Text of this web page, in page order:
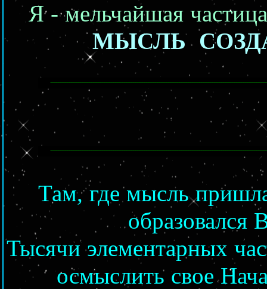
Я - мельчайшая
МЫСЛЬ
Там, где мысль
Тысячи элементарных
осмыслить свое